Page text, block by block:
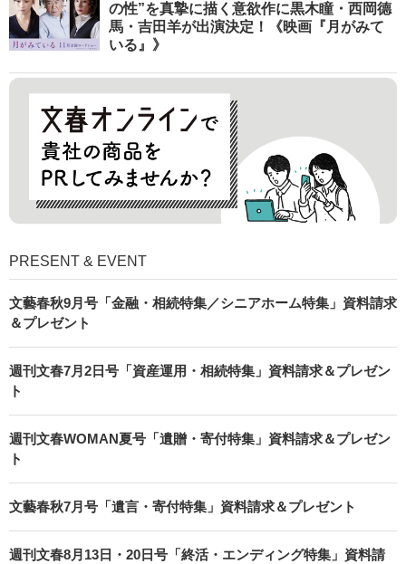
の性”を真摯に描く意欲作に黒木瞳・西岡德
馬・吉田羊が出演決定！《映画『月がみて
いる』》
PRESENT & EVENT
文藝春秋9月号「金融・相続特集／シニアホーム特集」資料請求
＆プレゼント
週刊文春7月2日号「資産運用・相続特集」資料請求＆プレゼン
ト
週刊文春WOMAN夏号「遺贈・寄付特集」資料請求＆プレゼン
ト
文藝春秋7月号「遺言・寄付特集」資料請求＆プレゼント
週刊文春8月13日・20日号「終活・エンディング特集」資料請